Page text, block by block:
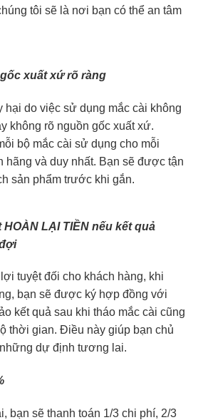
tôi sẽ là nơi bạn có thể an tâm
xuất xứ rõ ràng
hại do việc sử dụng mắc cài không
không rõ nguồn gốc xuất xứ.
bộ mắc cài sử dụng cho mỗi
hãng và duy nhất. Bạn sẽ được tận
sản phẩm trước khi gắn.
LẠI TIỀN nếu kết quả
tuyệt đối cho khách hàng, khi
bạn sẽ được ký hợp đồng với
kết quả sau khi tháo mắc cài cũng
thời gian. Điều này giúp bạn chủ
dự định tương lai.
bạn sẽ thanh toán 1/3 chi phí, 2/3